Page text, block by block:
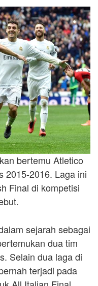
bertemu Atletico
2015-2016. Laga ini
Final di kompetisi
sejarah sebagai
dua tim
Selain dua laga di
terjadi pada